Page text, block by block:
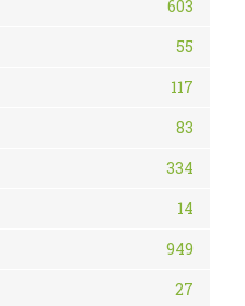
603
55
117
83
334
14
949
27